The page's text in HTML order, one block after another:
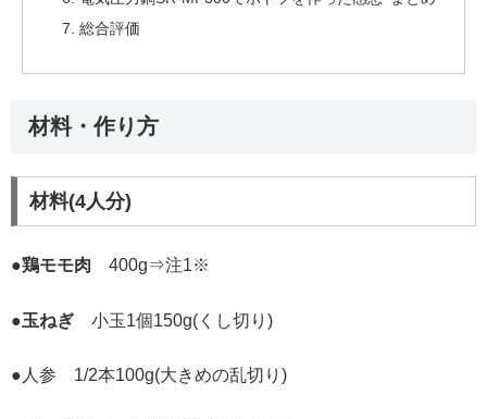
総合評価
材料・作り方
材料(4人分)
●鶏モモ肉 400g⇒注1※
●玉ねぎ 小玉1個150g(くし切り)
●人参 1/2本100g(大きめの乱切り)